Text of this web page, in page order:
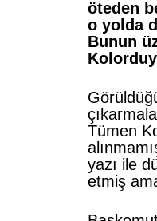
öteden
o yolda
Bunun
Tümen
yazı ile
etmiş